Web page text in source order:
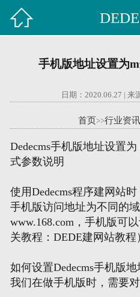

手机版地址设置为
日期：2020.06.27 | 来
首页>>行业资讯
Dedecms手机版地址设置
式参数说明
使用Dedecms程序建网站
手机版访问地址为不同的
www.168.com，手机版可
关教程：DEDE建网站教程
如何设置Dedecms手机版地
我们在做手机版时，需要